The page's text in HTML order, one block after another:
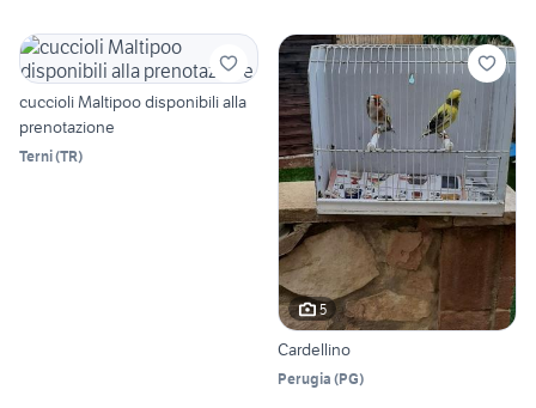
cuccioli Maltipoo disponibili alla
prenotazione
Terni(TR)
5
Cardellino
Perugia (PG)